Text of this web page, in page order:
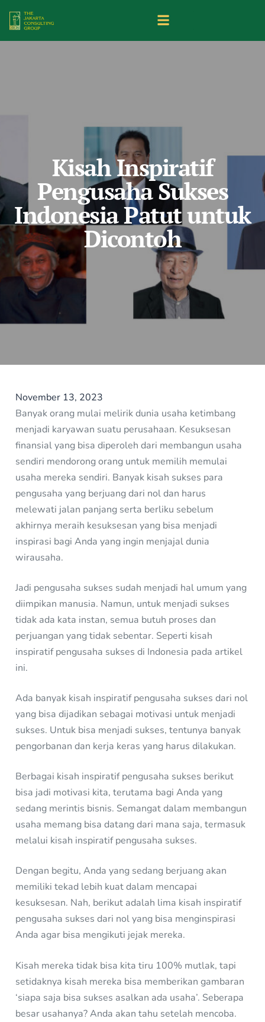
Kisah Inspiratif
Pengusaha Sukses
Indonesia Patut untuk
Dicontoh
November 13, 2023
Banyak orang mulai melirik dunia usaha ketimbang
menjadi karyawan suatu perusahaan. Kesuksesan
finansial yang bisa diperoleh dari membangun usaha
sendiri mendorong orang untuk memilih memulai
usaha mereka sendiri. Banyak kisah sukses para
pengusaha yang berjuang dari nol dan harus
melewati jalan panjang serta berliku sebelum
akhirnya meraih kesuksesan yang bisa menjadi
inspirasi bagi Anda yang ingin menjajal dunia
wirausaha.
Jadi pengusaha sukses sudah menjadi hal umum yang
diimpikan manusia. Namun, untuk menjadi sukses
tidak ada kata instan, semua butuh proses dan
perjuangan yang tidak sebentar. Seperti kisah
inspiratif pengusaha sukses di Indonesia pada artikel
ini.
Ada banyak kisah inspiratif pengusaha sukses dari nol
yang bisa dijadikan sebagai motivasi untuk menjadi
sukses. Untuk bisa menjadi sukses, tentunya banyak
pengorbanan dan kerja keras yang harus dilakukan.
Berbagai kisah inspiratif pengusaha sukses berikut
bisa jadi motivasi kita, terutama bagi Anda yang
sedang merintis bisnis. Semangat dalam membangun
usaha memang bisa datang dari mana saja, termasuk
melalui kisah inspiratif pengusaha sukses.
Dengan begitu, Anda yang sedang berjuang akan
memiliki tekad lebih kuat dalam mencapai
kesuksesan. Nah, berikut adalah lima kisah inspiratif
pengusaha sukses dari nol yang bisa menginspirasi
Anda agar bisa mengikuti jejak mereka.
Kisah mereka tidak bisa kita tiru 100% mutlak, tapi
setidaknya kisah mereka bisa memberikan gambaran
‘siapa saja bisa sukses asalkan ada usaha’. Seberapa
besar usahanya? Anda akan tahu setelah mencoba.